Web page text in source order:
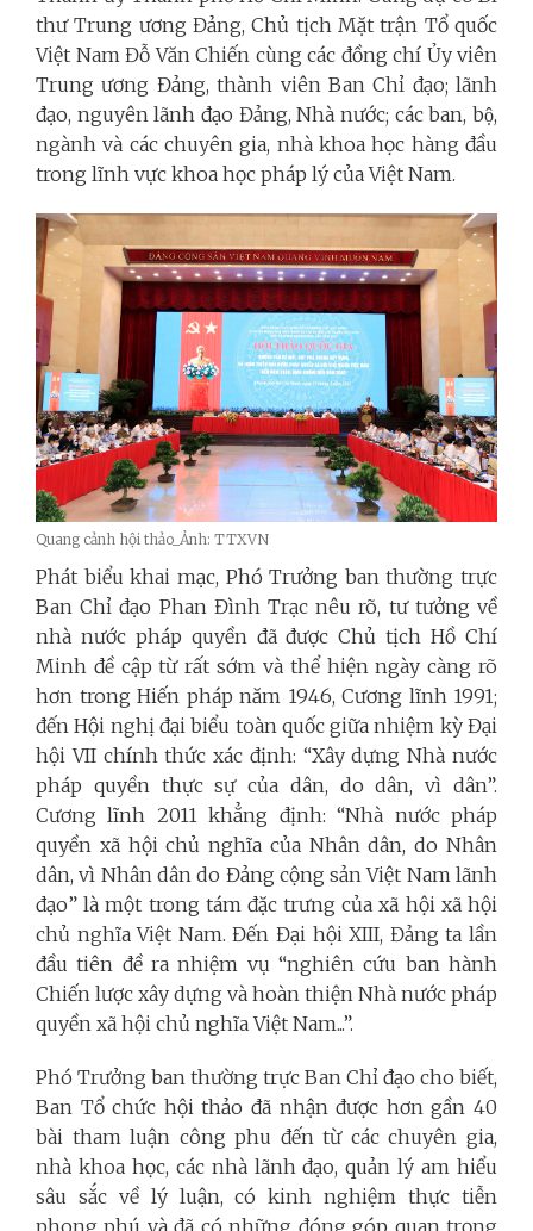
thư Trung ương Đảng, Chủ tịch Mặt trận Tổ quốc
Việt Nam Đỗ Văn Chiến cùng các đồng chí Ủy viên
Trung ương Đảng, thành viên Ban Chỉ đạo; lãnh
đạo, nguyên lãnh đạo Đảng, Nhà nước; các ban, bộ,
ngành và các chuyên gia, nhà khoa học hàng đầu
trong lĩnh vực khoa học pháp lý của Việt Nam.
Quang cảnh hội thảo_Ảnh: TTXVN
Phát biểu khai mạc, Phó Trưởng ban thường trực
Ban Chỉ đạo Phan Đình Trạc nêu rõ, tư tưởng về
nhà nước pháp quyền đã được Chủ tịch Hồ Chí
Minh đề cập từ rất sớm và thể hiện ngày càng rõ
hơn trong Hiến pháp năm 1946, Cương lĩnh 1991;
đến Hội nghị đại biểu toàn quốc giữa nhiệm kỳ Đại
hội VII chính thức xác định: “Xây dựng Nhà nước
pháp quyền thực sự của dân, do dân, vì dân”.
Cương lĩnh 2011 khẳng định: “Nhà nước pháp
quyền xã hội chủ nghĩa của Nhân dân, do Nhân
dân, vì Nhân dân do Đảng cộng sản Việt Nam lãnh
đạo” là một trong tám đặc trưng của xã hội xã hội
chủ nghĩa Việt Nam. Đến Đại hội XIII, Đảng ta lần
đầu tiên đề ra nhiệm vụ “nghiên cứu ban hành
Chiến lược xây dựng và hoàn thiện Nhà nước pháp
quyền xã hội chủ nghĩa Việt Nam...”.
Phó Trưởng ban thường trực Ban Chỉ đạo cho biết,
Ban Tổ chức hội thảo đã nhận được hơn gần 40
bài tham luận công phu đến từ các chuyên gia,
nhà khoa học, các nhà lãnh đạo, quản lý am hiểu
sâu sắc về lý luận, có kinh nghiệm thực tiễn
phong phú và đã có những đóng góp quan trọng